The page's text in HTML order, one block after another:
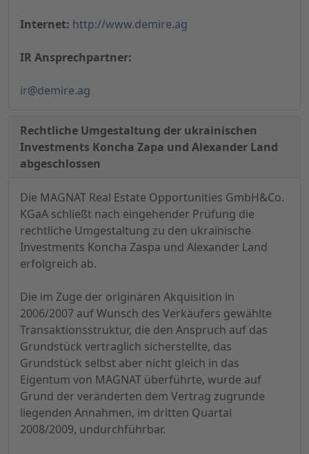
Internet: http://www.demire.ag
IR Ansprechpartner:
ir@demire.ag
Rechtliche Umgestaltung der ukrainischen
Investments Koncha Zapa und Alexander Land
abgeschlossen
Die MAGNAT Real Estate Opportunities GmbH&Co.
KGaA schließt nach eingehender Prüfung die
rechtliche Umgestaltung zu den ukrainische
Investments Koncha Zaspa und Alexander Land
erfolgreich ab.
Die im Zuge der originären Akquisition in
2006/2007 auf Wunsch des Verkäufers gewählte
Transaktionsstruktur, die den Anspruch auf das
Grundstück vertraglich sicherstellte, das
Grundstück selbst aber nicht gleich in das
Eigentum von MAGNAT überführte, wurde auf
Grund der veränderten dem Vertrag zugrunde
liegenden Annahmen, im dritten Quartal
2008/2009, undurchführbar.